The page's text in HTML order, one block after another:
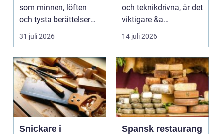
som minnen, löften
och tysta berättelser
nära huden....
31 juli 2026
och teknikdrivna, är det
viktigare &a...
14 juli 2026
Snickare i
Spansk restaurang